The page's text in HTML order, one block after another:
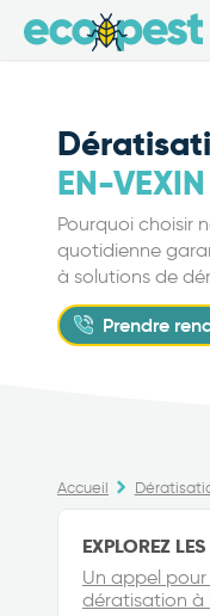
EN-VEXIN
Pourquoi choisir
quotidienne
à solutions de
Prendre
Accueil
EXPLOREZ
Un appel
dératisation à